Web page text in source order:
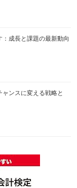
成長と課題の最新動向
ンスに変える戦略と